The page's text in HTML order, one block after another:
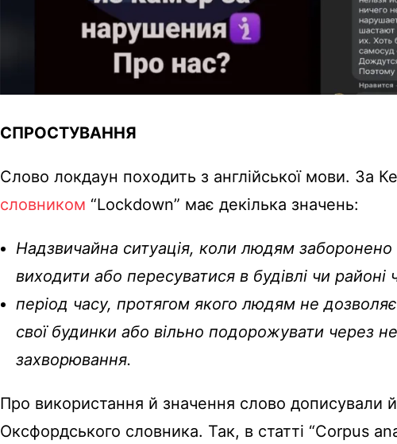
СПРОСТУВАННЯ
Слово локдаун походить з англійської мови. За
словником “Lockdown” має декілька значень:
Надзвичайна ситуація, коли людям заборонено
виходити або пересуватися в будівлі чи районі
період часу, протягом якого людям не
свої будинки або вільно подорожувати через
захворювання.
Про використання й значення слово дописували й
Оксфордського словника. Так, в статті “Corpus